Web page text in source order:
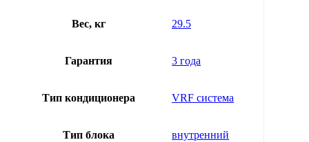
Вес, кг 29.5
Гарантия 3 года
Тип кондиционера VRF система
Тип блока внутренний